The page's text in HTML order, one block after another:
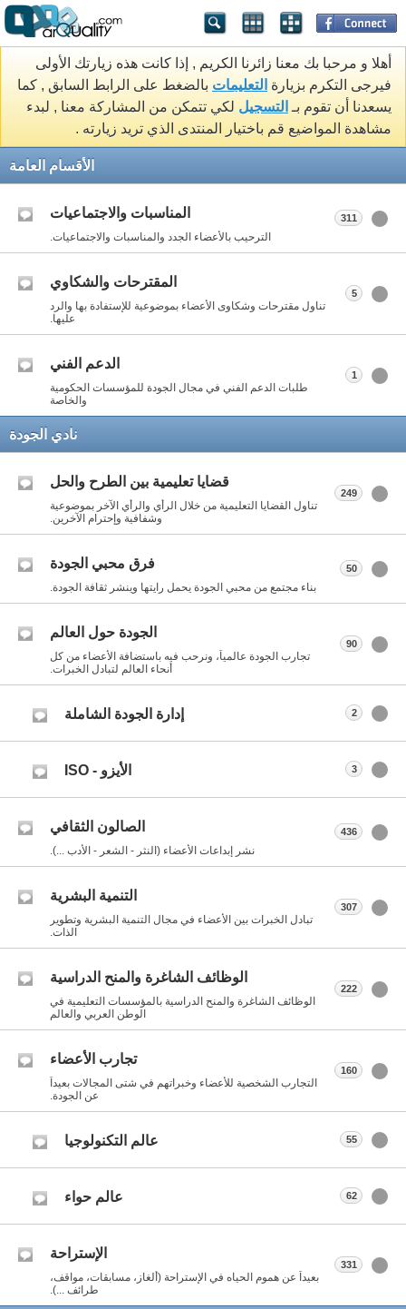
أهلا و مرحبا بك معنا زائرنا الكريم , إذا كانت هذه زيارتك الأولى
فيرجى التكرم بزيارة التعليمات بالضغط على الرابط السابق , كما
يسعدنا أن تقوم بـ التسجيل لكي تتمكن من المشاركة معنا , لبدء
مشاهدة المواضيع قم باختيار المنتدى الذي تريد زيارته .
الأقسام العامة
المناسبات والاجتماعيات
الترحيب بالأعضاء الجدد والمناسبات والاجتماعيات.
311
المقترحات والشكاوي
تناول مقترحات وشكاوى الأعضاء بموضوعية للإستفادة بها والرد
عليها.
5
الدعم الفني
طلبات الدعم الفني في مجال الجودة للمؤسسات الحكومية
والخاصة
1
نادي الجودة
قضايا تعليمية بين الطرح والحل
تناول القضايا التعليمية من خلال الرأي والرأي الآخر بموضوعية
وشفافية وإحترام الآخرين.
249
فرق محبي الجودة
بناء مجتمع من محبي الجودة يحمل رايتها وينشر ثقافة الجودة.
50
الجودة حول العالم
تجارب الجودة عالمياً، ونرحب فيه باستضافة الأعضاء من كل
أنحاء العالم لتبادل الخبرات.
90
إدارة الجودة الشاملة 2
الأيزو - ISO 3
الصالون الثقافي
نشر إبداعات الأعضاء (النثر - الشعر - الأدب ...).
436
التنمية البشرية
تبادل الخبرات بين الأعضاء في مجال التنمية البشرية وتطوير
الذات.
307
الوظائف الشاغرة والمنح الدراسية
الوظائف الشاغرة والمنح الدراسية بالمؤسسات التعليمية في
الوطن العربي والعالم
222
تجارب الأعضاء
التجارب الشخصية للأعضاء وخبراتهم في شتى المجالات بعيداً
عن الجودة.
160
عالم التكنولوجيا 55
عالم حواء 62
الإستراحة
بعيداً عن هموم الحياه في الإستراحة (ألغاز، مسابقات، مواقف،
طرائف ...).
331